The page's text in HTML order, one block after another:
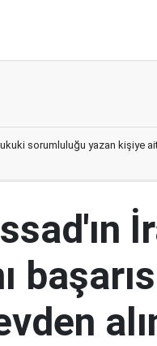
sorumluluğu yazan kişiye